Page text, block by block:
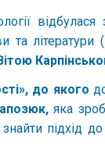
відбулася
та
до якого
яка
підхід